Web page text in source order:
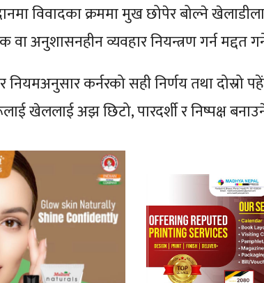
विवादका क्रममा मुख छोपेर बोल्ने
अनुशासनहीन व्यवहार नियन्त्रण गर्न मद्दत
कर्नरको सही निर्णय तथा दोस्रो
खेललाई अझ छिटो, पारदर्शी र निष्पक्ष